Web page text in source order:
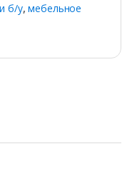
б/у,мебельное